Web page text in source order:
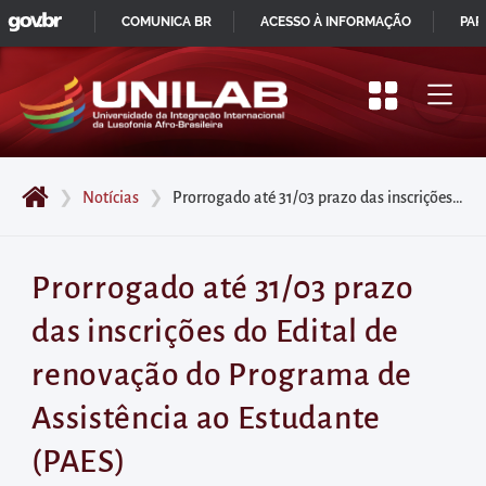
Pular
para
início
do
principal
Acessar
diretamente
menu
principal
Acessar
❯ Notícias ❯ Prorrogado até 31/03 prazo das inscrições do Edital de renovação do Programa de Assistência ao Estudante (PAES)
Prorrogado até 31/03 prazo
das inscrições do Edital de
renovação do Programa de
Assistência ao Estudante
(PAES)
IR
PARA
CONTEÚDO
GOVBR
COMUNICA BR ACESSO À INFORMAÇÃO